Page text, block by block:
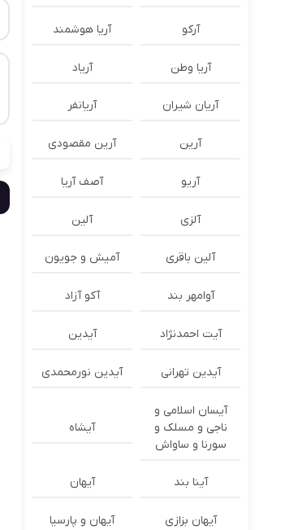
آرکو آریا هوشمند
آریا وطن آریاد
آریان شیران آریانفر
آرین آرین مقصودی
آریو آصف آریا
آلزی آلین
آلین باقری آمیش و جویون
آوامهر بند آکو آزاد
آیت احمدنژاد آیدین
آیدین تهرانی آیدین نورمحمدی
آیسان اسلامی و
ناجی و مسلک و
سورنا و ساواش
آیشاه
آینا بند آیهان
آیهان بزازی آیهان و پارسیا